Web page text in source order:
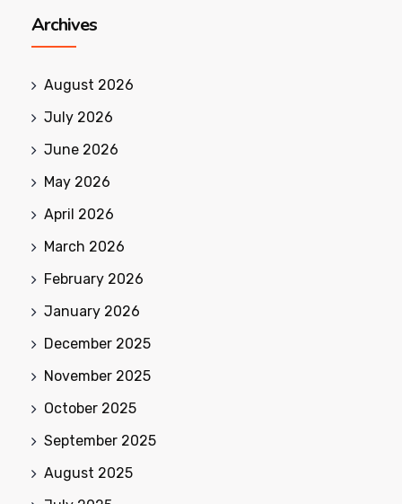
Archives
August 2026
July 2026
June 2026
May 2026
April 2026
March 2026
February 2026
January 2026
December 2025
November 2025
October 2025
September 2025
August 2025